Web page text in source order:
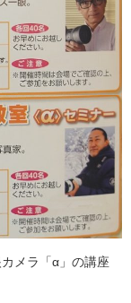
メラ「α」の講座